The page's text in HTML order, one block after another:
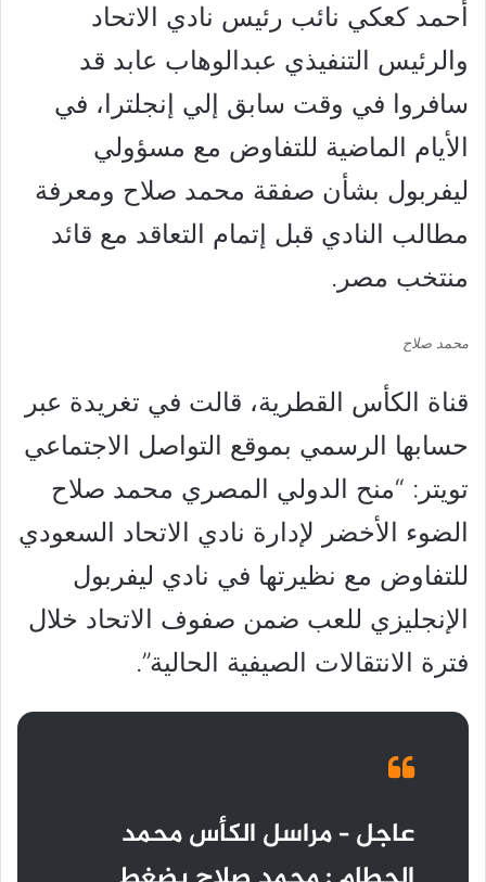
أحمد كعكي نائب رئيس نادي الاتحاد
والرئيس التنفيذي عبدالوهاب عابد قد
سافروا في وقت سابق إلي إنجلترا، في
الأيام الماضية للتفاوض مع مسؤولي
ليفربول بشأن صفقة محمد صلاح ومعرفة
مطالب النادي قبل إتمام التعاقد مع قائد
منتخب مصر.
محمد صلاح
قناة الكأس القطرية، قالت في تغريدة عبر
حسابها الرسمي بموقع التواصل الاجتماعي
تويتر: “منح الدولي المصري محمد صلاح
الضوء الأخضر لإدارة نادي الاتحاد السعودي
للتفاوض مع نظيرتها في نادي ليفربول
الإنجليزي للعب ضمن صفوف الاتحاد خلال
فترة الانتقالات الصيفية الحالية”.
عاجل – مراسل الكأس محمد